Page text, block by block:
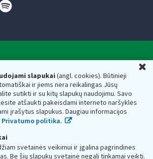
slapukai(angl. cookies). Būtinieji
ir jiems nėra reikalingas Jūsų
sutikti ir su kitų slapukų naudojimu. Savo
atšaukti pakeisdami interneto naršyklės
įrašytus slapukus. Daugiau informacijos
Privatumo politika.
svetainės veikimui ir įgalina pagrindines
Be šių slapukų svetainė negali tinkamai veikti.
ministerijos
asmens kodas — 188659752,
g. 14, 01107 Vilnius, Lietuva, el.paštas:
dėžutės adresas 188659752
mokesčių inspekciją prie Lietuvos
ministerijos kaupiami ir saugomi Juridinių